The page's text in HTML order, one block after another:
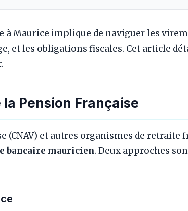
à Maurice implique de naviguer les
et les obligations fiscales. Cet article
Pension Française
(CNAV) et autres organismes de retraite
bancaire mauricien. Deux approches